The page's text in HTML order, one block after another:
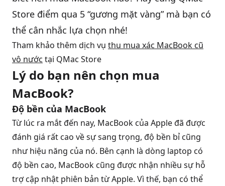
Store điểm qua 5 “gương mặt vàng” mà bạn có
thể cân nhắc lựa chọn nhé!
Tham khảo thêm dịch vụ thu mua xác MacBook cũ
vô nước tại QMac Store
Lý do bạn nên chọn mua
MacBook?
Độ bền của MacBook
Từ lúc ra mắt đến nay, MacBook của Apple đã được
đánh giá rất cao về sự sang trọng, độ bền bỉ cũng
như hiệu năng của nó. Bên cạnh là dòng laptop có
độ bền cao, MacBook cũng được nhận nhiều sự hỗ
trợ cập nhật phiên bản từ Apple. Vì thế, bạn có thể